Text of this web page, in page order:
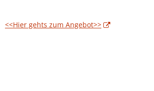
<<Hier gehts zum Angebot>>